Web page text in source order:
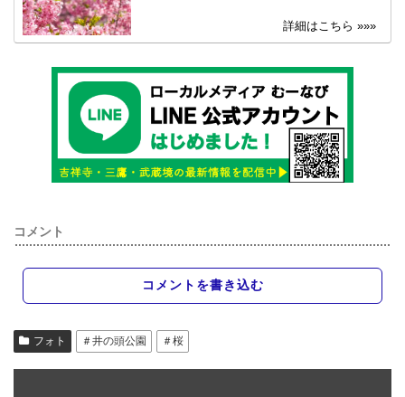
コメント
コメントを書き込む
フォト ＃井の頭公園 ＃桜